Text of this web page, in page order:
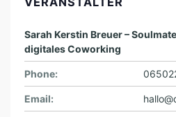
Sarah Kerstin Breuer –
digitales Coworking
Phone:
Email: